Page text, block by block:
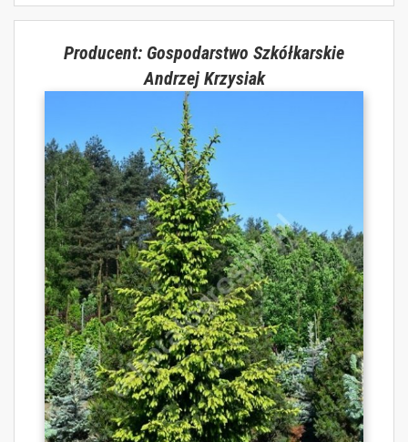
Producent: Gospodarstwo Szkółkarskie
Andrzej Krzysiak